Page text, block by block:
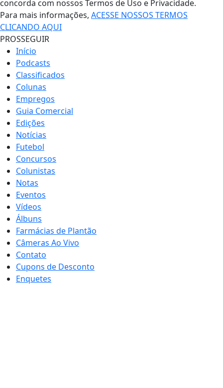
concorda com nossos Termos de Uso e Privacidade.
Para mais informações, ACESSE NOSSOS TERMOS
CLICANDO AQUI
PROSSEGUIR
Início
Podcasts
Classificados
Colunas
Empregos
Guia Comercial
Edições
Notícias
Futebol
Concursos
Colunistas
Notas
Eventos
Vídeos
Álbuns
Farmácias de Plantão
Câmeras Ao Vivo
Contato
Cupons de Desconto
Enquetes